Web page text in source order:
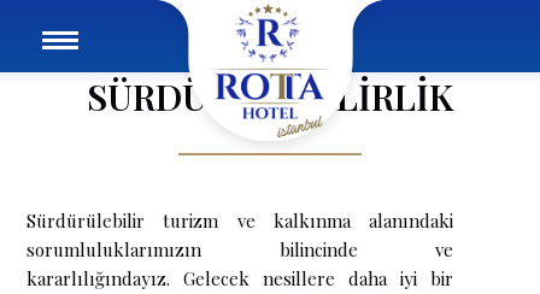
SÜRDÜRÜLEBİLİRLİK
Sürdürülebilir turizm ve kalkınma alanındaki
sorumluluklarımızın bilincinde ve
kararlılığındayız. Gelecek nesillere daha iyi bir